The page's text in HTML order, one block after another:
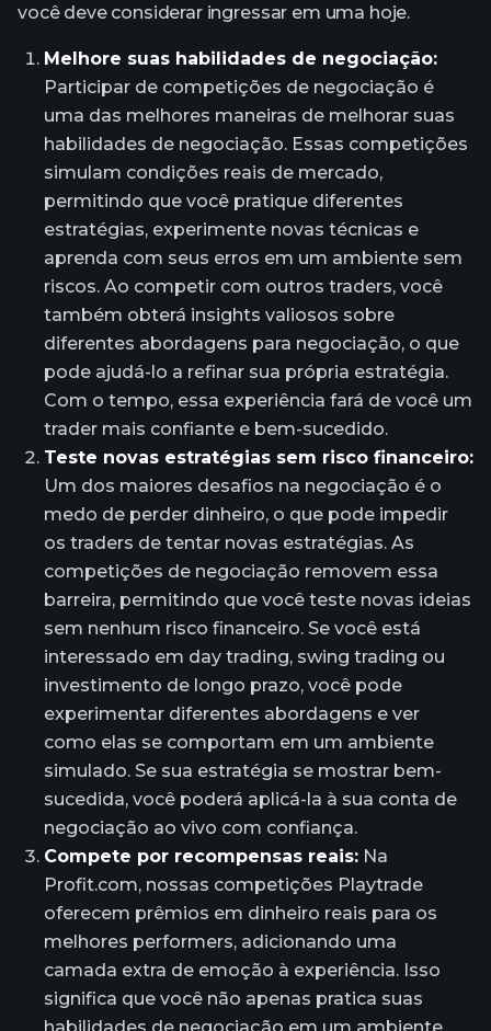
você deve considerar ingressar em uma hoje.
Melhore suas habilidades de negociação:
Participar de competições de negociação é
uma das melhores maneiras de melhorar suas
habilidades de negociação. Essas competições
simulam condições reais de mercado,
permitindo que você pratique diferentes
estratégias, experimente novas técnicas e
aprenda com seus erros em um ambiente sem
riscos. Ao competir com outros traders, você
também obterá insights valiosos sobre
diferentes abordagens para negociação, o que
pode ajudá-lo a refinar sua própria estratégia.
Com o tempo, essa experiência fará de você um
trader mais confiante e bem-sucedido.
Teste novas estratégias sem risco financeiro:
Um dos maiores desafios na negociação é o
medo de perder dinheiro, o que pode impedir
os traders de tentar novas estratégias. As
competições de negociação removem essa
barreira, permitindo que você teste novas ideias
sem nenhum risco financeiro. Se você está
interessado em day trading, swing trading ou
investimento de longo prazo, você pode
experimentar diferentes abordagens e ver
como elas se comportam em um ambiente
simulado. Se sua estratégia se mostrar bem-
sucedida, você poderá aplicá-la à sua conta de
negociação ao vivo com confiança.
Compete por recompensas reais: Na
Profit.com, nossas competições Playtrade
oferecem prêmios em dinheiro reais para os
melhores performers, adicionando uma
camada extra de emoção à experiência. Isso
significa que você não apenas pratica suas